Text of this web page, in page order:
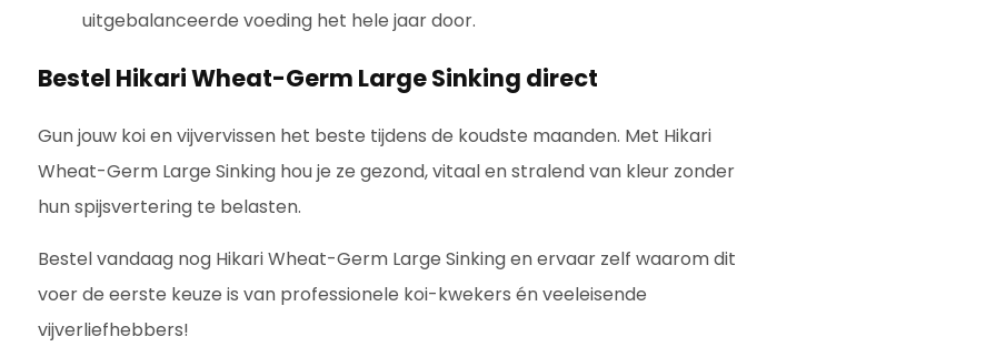
uitgebalanceerde voeding het hele jaar door.
Bestel Hikari Wheat-Germ Large Sinking direct
Gun jouw koi en vijvervissen het beste tijdens de koudste maanden. Met Hikari
Wheat-Germ Large Sinking hou je ze gezond, vitaal en stralend van kleur zonder
hun spijsvertering te belasten.
Bestel vandaag nog Hikari Wheat-Germ Large Sinking en ervaar zelf waarom dit
voer de eerste keuze is van professionele koi-kwekers én veeleisende
vijverliefhebbers!